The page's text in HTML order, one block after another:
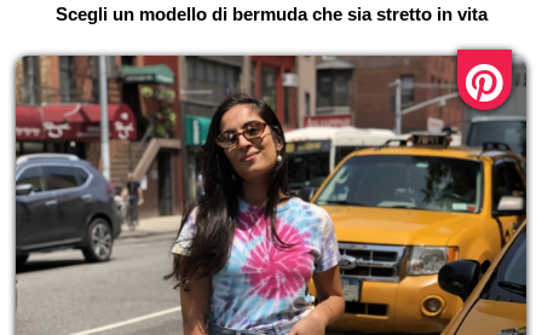
Scegli un modello di bermuda che sia stretto in vita